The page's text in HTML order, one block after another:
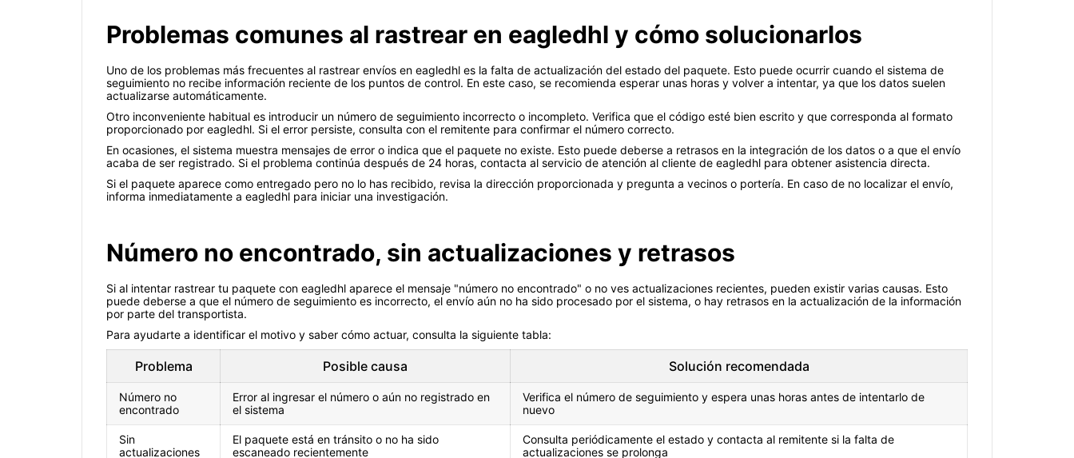
Problemas comunes al rastrear en eagledhl y cómo solucionarlos
Uno de los problemas más frecuentes al rastrear envíos en eagledhl es la falta de actualización del estado del paquete. Esto puede ocurrir cuando el sistema de
seguimiento no recibe información reciente de los puntos de control. En este caso, se recomienda esperar unas horas y volver a intentar, ya que los datos suelen
actualizarse automáticamente.
Otro inconveniente habitual es introducir un número de seguimiento incorrecto o incompleto. Verifica que el código esté bien escrito y que corresponda al formato
proporcionado por eagledhl. Si el error persiste, consulta con el remitente para confirmar el número correcto.
En ocasiones, el sistema muestra mensajes de error o indica que el paquete no existe. Esto puede deberse a retrasos en la integración de los datos o a que el envío
acaba de ser registrado. Si el problema continúa después de 24 horas, contacta al servicio de atención al cliente de eagledhl para obtener asistencia directa.
Si el paquete aparece como entregado pero no lo has recibido, revisa la dirección proporcionada y pregunta a vecinos o portería. En caso de no localizar el envío,
informa inmediatamente a eagledhl para iniciar una investigación.
Número no encontrado, sin actualizaciones y retrasos
Si al intentar rastrear tu paquete con eagledhl aparece el mensaje "número no encontrado" o no ves actualizaciones recientes, pueden existir varias causas. Esto
puede deberse a que el número de seguimiento es incorrecto, el envío aún no ha sido procesado por el sistema, o hay retrasos en la actualización de la información
por parte del transportista.
Para ayudarte a identificar el motivo y saber cómo actuar, consulta la siguiente tabla:
Problema Posible causa Solución recomendada
Número no
encontrado
Error al ingresar el número o aún no registrado en
el sistema
Verifica el número de seguimiento y espera unas horas antes de intentarlo de
nuevo
Sin
actualizaciones
El paquete está en tránsito o no ha sido
escaneado recientemente
Consulta periódicamente el estado y contacta al remitente si la falta de
actualizaciones se prolonga